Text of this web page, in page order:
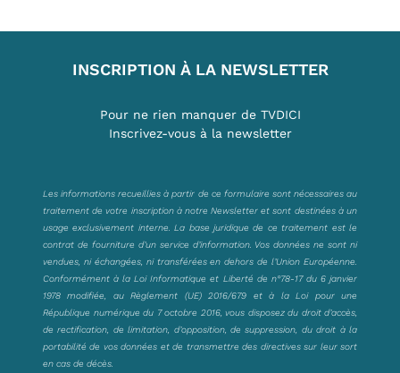
INSCRIPTION À LA NEWSLETTER
Pour ne rien manquer de TVDICI
Inscrivez-vous à la newsletter
Les informations recueillies à partir de ce formulaire sont nécessaires au
traitement de votre inscription à notre Newsletter et sont destinées à un
usage exclusivement interne. La base juridique de ce traitement est le
contrat de fourniture d’un service d’information. Vos données ne sont ni
vendues, ni échangées, ni transférées en dehors de l’Union Européenne.
Conformément à la Loi Informatique et Liberté de n°78-17 du 6 janvier
1978 modifiée, au Règlement (UE) 2016/679 et à la Loi pour une
République numérique du 7 octobre 2016, vous disposez du droit d’accès,
de rectification, de limitation, d’opposition, de suppression, du droit à la
portabilité de vos données et de transmettre des directives sur leur sort
en cas de décès.